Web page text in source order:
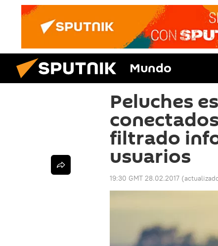
Mundo
Peluches
filtrado
usuarios
19:30 GMT 28.02.2017